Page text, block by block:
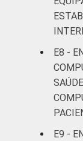
DE
FAIXA
E8 -
E9 -